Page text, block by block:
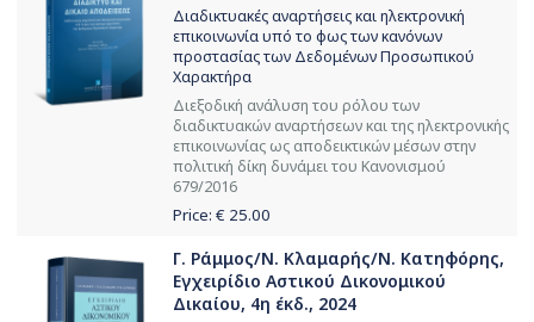
Διαδικτυακές αναρτήσεις και ηλεκτρονική
επικοινωνία υπό το φως των κανόνων
προστασίας των Δεδομένων Προσωπικού
Χαρακτήρα
Διεξοδική ανάλυση του ρόλου των
διαδικτυακών αναρτήσεων και της ηλεκτρονικής
επικοινωνίας ως αποδεικτικών μέσων στην
πολιτική δίκη δυνάμει του Κανονισμού
679/2016
Price: € 25.00
Γ. Ράμμος/Ν. Κλαμαρής/Ν. Κατηφόρης,
Εγχειρίδιο Αστικού Δικονομικού
Δικαίου, 4η έκδ., 2024